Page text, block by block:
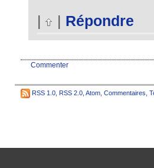
|
| Répondre
Commenter
RSS 1.0 RSS 2.0 Atom Commentaires